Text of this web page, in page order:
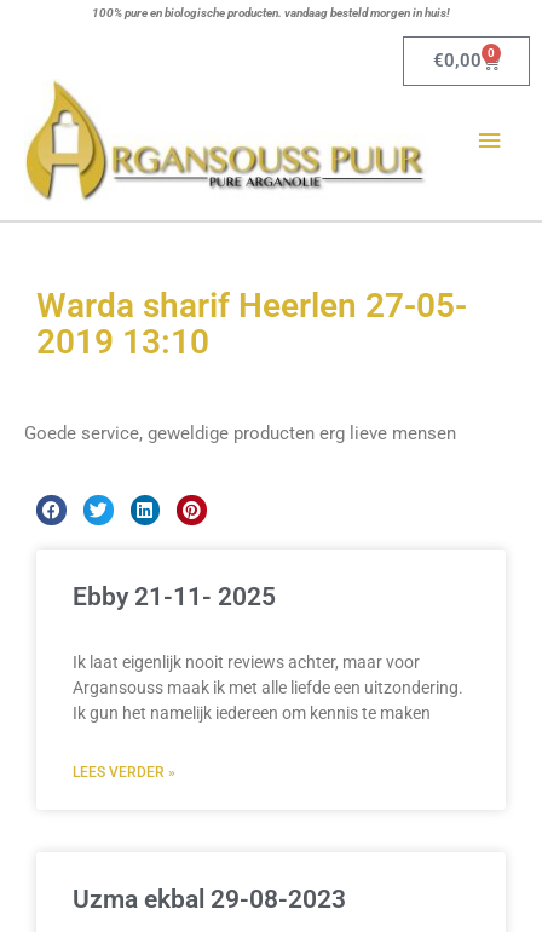
100% pure en biologische producten. vandaag besteld morgen in huis!
€0,00 0
Warda sharif Heerlen 27-05-
2019 13:10
Goede service, geweldige producten erg lieve mensen
Ebby 21-11- 2025
Ik laat eigenlijk nooit reviews achter, maar voor
Argansouss maak ik met alle liefde een uitzondering.
Ik gun het namelijk iedereen om kennis te maken
LEES VERDER »
Uzma ekbal 29-08-2023